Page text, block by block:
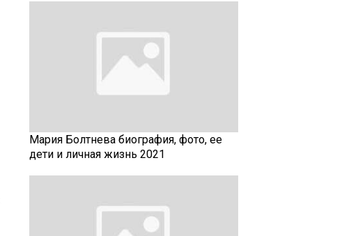
Мария Болтнева биография, фото, ее
дети и личная жизнь 2021